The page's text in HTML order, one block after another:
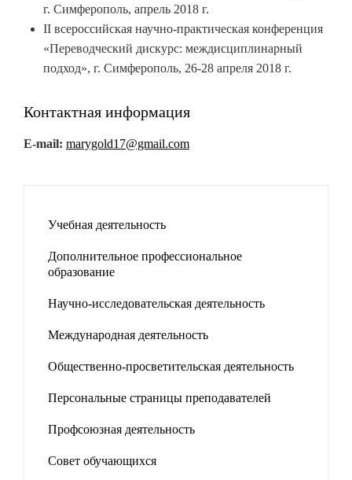
г. Симферополь, апрель 2018 г.
II всероссийская научно-практическая конференция
«Переводческий дискурс: междисциплинарный
подход», г. Симферополь, 26-28 апреля 2018 г.
Контактная информация
E-mail: marygold17@gmail.com
Учебная деятельность
Дополнительное профессиональное
образование
Научно-исследовательская деятельность
Международная деятельность
Общественно-просветительская деятельность
Персональные страницы преподавателей
Профсоюзная деятельность
Совет обучающихся